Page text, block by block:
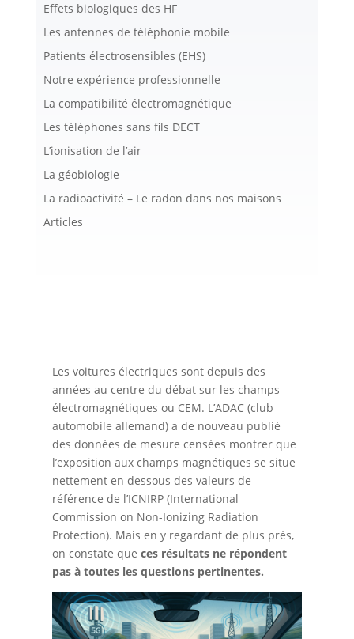
Effets biologiques des HF
Les antennes de téléphonie mobile
Patients électrosensibles (EHS)
Notre expérience professionnelle
La compatibilité électromagnétique
Les téléphones sans fils DECT
L’ionisation de l’air
La géobiologie
La radioactivité – Le radon dans nos maisons
Articles
Les voitures électriques sont depuis des
années au centre du débat sur les champs
électromagnétiques ou CEM. L’ADAC (club
automobile allemand) a de nouveau publié
des données de mesure censées montrer que
l’exposition aux champs magnétiques se situe
nettement en dessous des valeurs de
référence de l’ICNIRP (International
Commission on Non-Ionizing Radiation
Protection). Mais en y regardant de plus près,
on constate que ces résultats ne répondent
pas à toutes les questions pertinentes.